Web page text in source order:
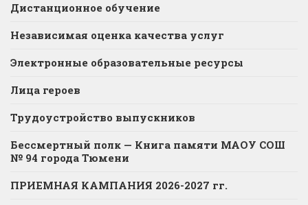
Дистанционное обучение
Независимая оценка качества услуг
Электронные образовательные ресурсы
Лица героев
Трудоустройство выпускников
Бессмертный полк — Книга памяти МАОУ СОШ
№ 94 города Тюмени
ПРИЕМНАЯ КАМПАНИЯ 2026-2027 гг.